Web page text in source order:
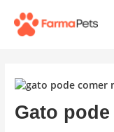
para
Gato
navigation